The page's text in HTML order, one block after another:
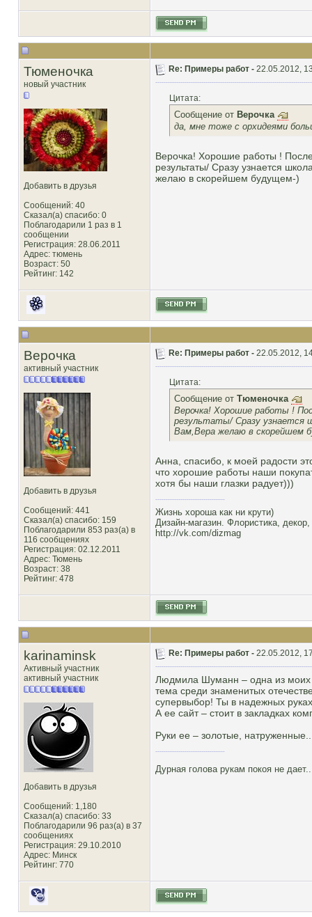
Тюменочка
новый участник
Добавить в друзья
Сообщений: 40
Сказал(а) спасибо: 0
Поблагодарили 1 раз в 1
сообщении
Регистрация: 28.06.2011
Адрес: тюмень
Возраст: 50
Рейтинг: 142
Re: Примеры работ - 22.05.2012,
Цитата:
Сообщение от Верочка
да, мне тоже с орхидеями
Верочка! Хорошие работы !
результаты/ Сразу узнается
желаю в скорейшем будущем-)
Верочка
активный участник
Добавить в друзья
Сообщений: 441
Сказал(а) спасибо: 159
Поблагодарили 853 раз(а) в
116 сообщениях
Регистрация: 02.12.2011
Адрес: Тюмень
Возраст: 38
Рейтинг: 478
Re: Примеры работ - 22.05.2012,
Цитата:
Сообщение от Тюменочка
Верочка! Хорошие работы !
результаты/ Сразу узнается
Вам,Вера желаю в скорейшем
Анна, спасибо, к моей радости
что хорошие работы наши
хотя бы наши глазки радует)))
Жизнь хороша как ни крути)
Дизайн-магазин. Флористика, декор,
http://vk.com/dizmag
karinaminsk
Активный участник
активный участник
Добавить в друзья
Сообщений: 1,180
Сказал(а) спасибо: 33
Поблагодарили 96 раз(а) в 37
сообщениях
Регистрация: 29.10.2010
Адрес: Минск
Рейтинг: 770
Re: Примеры работ - 22.05.2012,
Людмила Шуманн – одна из моих
тема среди знаменитых
супервыбор! Ты в надежных
А ее сайт – стоит в закладках
Руки ее – золотые,
Дурная голова рукам покоя не